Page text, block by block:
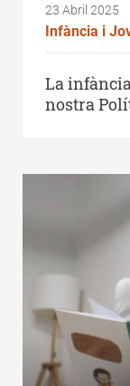
23 Abril 2025
Infància i
La
nostra